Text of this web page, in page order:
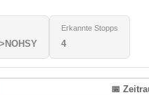
Erkannte Stopps
4
📅